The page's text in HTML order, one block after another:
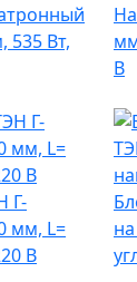
535 Вт,
В
Г-
мм, L=
В